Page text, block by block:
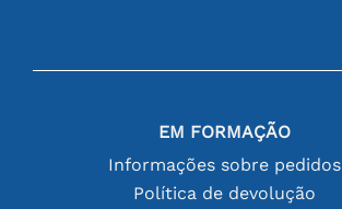
EM FORMAÇÃO
Informações sobre pedidos
Política de devolução